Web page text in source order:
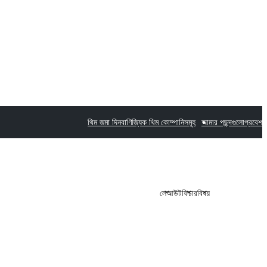
থিম জমা দিনবাণিজ্যিক থিম কোম্পানিসমূহ আমার পছন্দগুলোপ্রবেশ
লেআউটফিচারবিষয়